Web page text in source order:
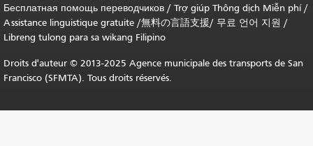
Бесплатная помощь переводчиков / Trợ giúp Thông dịch Miễn phí/
Assistance linguistique gratuite /無料の言語支援/ 무료 언어 지원 /
Libreng tulong para sa wikang Filipino
Droits d'auteur © 2013-2025 Agence municipale des transports de San
Francisco (SFMTA). Tous droits réservés.